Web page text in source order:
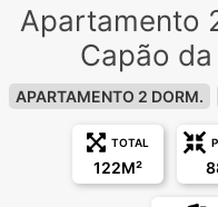
Apartamento
Capão
APARTAMENTO 2 DORM.
TOTAL
122M²